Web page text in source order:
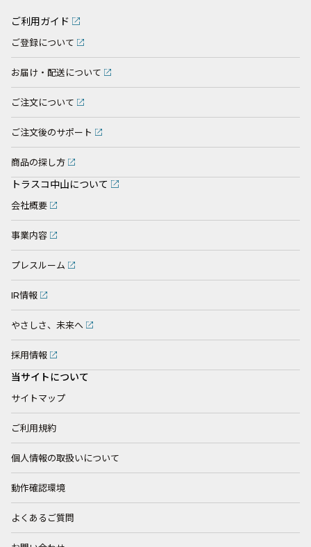
ご利用ガイド
ご登録について
お届け・配送について
ご注文について
ご注文後のサポート
商品の探し方
トラスコ中山について
会社概要
事業内容
プレスルーム
IR情報
やさしさ、未来へ
採用情報
当サイトについて
サイトマップ
ご利用規約
個人情報の取扱いについて
動作確認環境
よくあるご質問